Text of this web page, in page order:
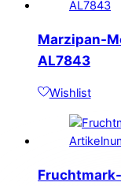
Marzipan-
AL7843
Wishlist
Fruchtmark-